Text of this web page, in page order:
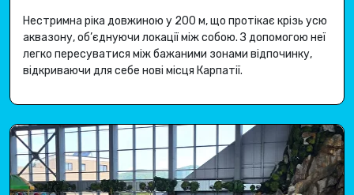
Нестримна ріка довжиною у 200 м, що протікає крізь усю
аквазону, об’єднуючи локації між собою.З допомогою неї
легко пересуватися між бажаними зонами відпочинку,
відкриваючи для себе нові місця Карпатії.